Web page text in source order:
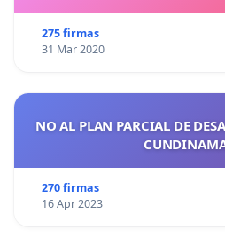
275 firmas
31 Mar 2020
NO AL PLAN PARCIAL DE
270 firmas
16 Apr 2023